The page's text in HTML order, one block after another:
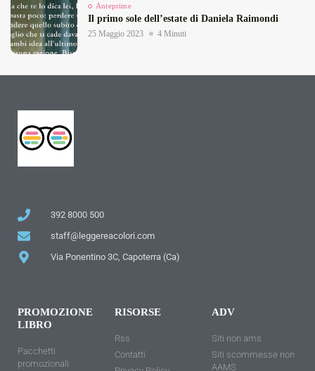
Anteprime
Il primo sole dell’estate di Daniela Raimondi
25 Maggio 2023 4 Minuti
392 8000 500
staff@leggereacolori.com
Via Ponentino 3C, Capoterra (Ca)
PROMOZIONE
LIBRO
Pacchetti
promozionali
RISORSE
Rss
Contatti
ADV
Siti non ams
Siti scommesse non
AAMS